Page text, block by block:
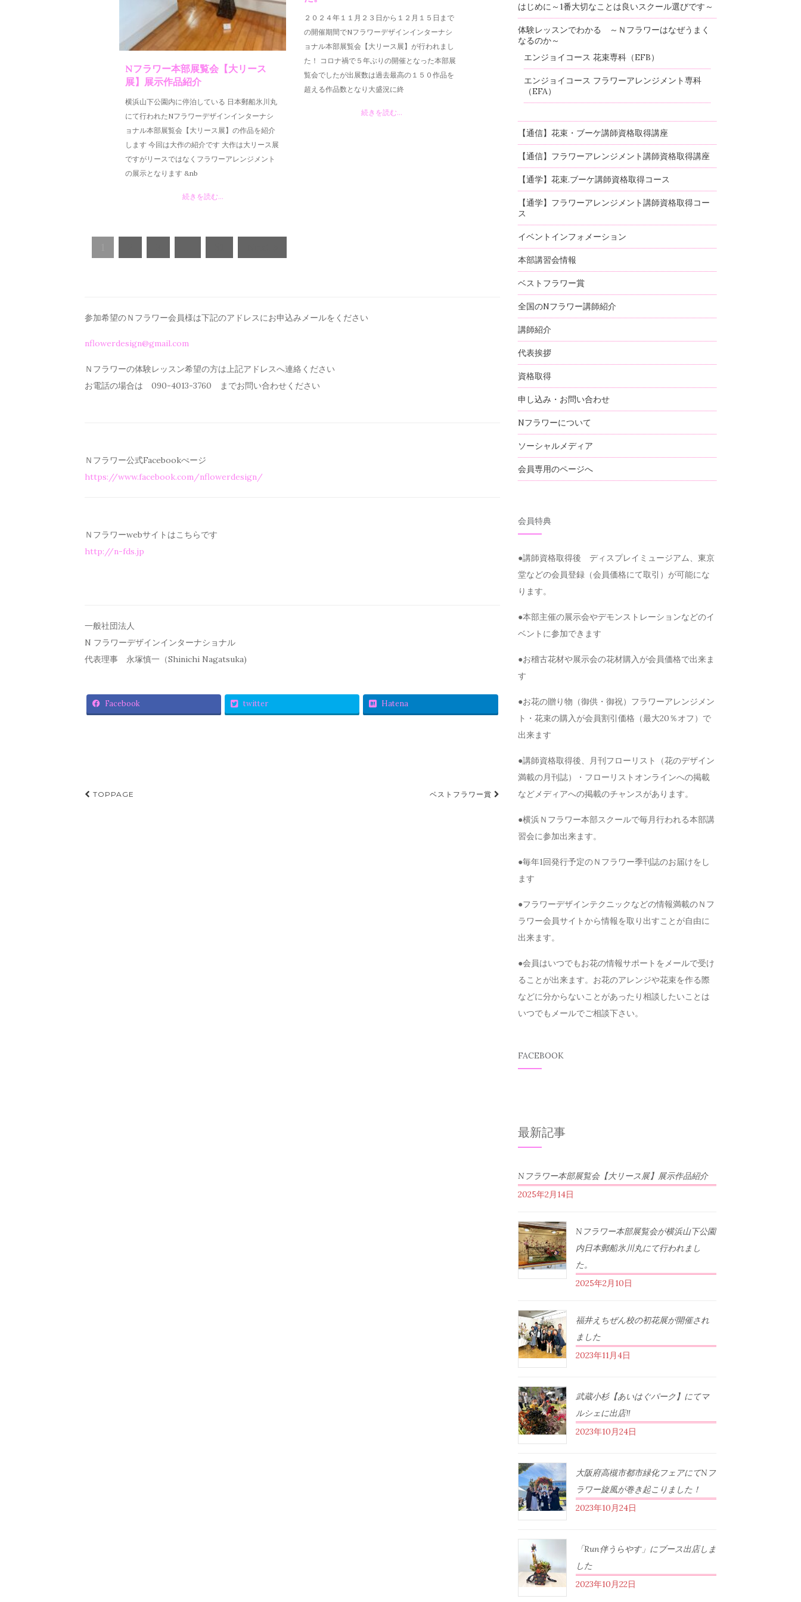
Nフラワー本部展覧会【大リース
展】展示作品紹介
横浜山下公園内に停泊している 日本郵船氷川丸
にて行われたNフラワーデザインインターナシ
ョナル本部展覧会【大リース展】の作品を紹介
します 今回は大作の紹介です 大作は大リース展
ですがリースではなくフラワーアレンジメント
の展示となります &nb
続きを読む...
２０２４年１１月２３日から１２月１５日まで
の開催期間でNフラワーデザインインターナシ
ョナル本部展覧会【大リース展】が行われまし
た！ コロナ禍で５年ぶりの開催となった本部展
覧会でしたが出展数は過去最高の１５０作品を
超える作品数となり大盛況に終
続きを読む...
参加希望のＮフラワー会員様は下記のアドレスにお申込みメールを ください
nflowerdesign@gmail.com
Ｎフラワーの体験レッスン希望の方は上記アドレスへ連絡ください
お電話の場合は 090-4013-3760 までお問い合わせください
Ｎフラワー公式Facebookぺージ
https://www.facebook.com/nflowerdesign/
Ｎフラワーwebサイトはこちらです
http://n-fds.jp
一般社団法人
N フラワーデザインインターナショナル
代表理事 永塚慎一（Shinichi Nagatsuka)
Facebook twitter Hatena
TOPPAGE ベストフラワー賞
はじめに～1番大切なことは良いスクール選びです～
体験レッスンでわかる ～Ｎフラワーはなぜうまく
なるのか～
エンジョイコース 花束専科（EFB）
エンジョイコース フラワーアレンジメント専科
（EFA）
【通信】花束・ブーケ講師資格取得講座
【通信】フラワーアレンジメント講師資格取得講座
【通学】花束.ブーケ講師資格取得コース
【通学】フラワーアレンジメント講師資格取得コー
ス
イベントインフォメーション
本部講習会情報
ベストフラワー賞
全国のNフラワー講師紹介
講師紹介
代表挨拶
資格取得
申し込み・お問い合わせ
Nフラワーについて
ソーシャルメディア
会員専用のページへ
会員特典
●講師資格取得後 ディスプレイミュージアム、東京
堂などの会員登録（会員価格にて取引）が可能にな
ります。
●本部主催の展示会やデモンストレーションなどのイ
ベントに参加できます
●お稽古花材や展示会の花材購入が会員価格で出来ま
す
●お花の贈り物（御供・御祝）フラワーアレンジメン
ト・花束の購入が会員割引価格（最大20％オフ）で
出来ます
●講師資格取得後、月刊フローリスト（花のデザイン
満載の月刊誌）・フローリストオンラインへの掲載
などメディアへの掲載のチャンスがあります。
●横浜Ｎフラワー本部スクールで毎月行われる本部講
習会に参加出来ます。
●毎年1回発行予定のＮフラワー季刊誌のお届けをし
ます
●フラワーデザインテクニックなどの情報満載のＮフ
ラワー会員サイトから情報を取り出すことが自由に
出来ます。
●会員はいつでもお花の情報サポートをメールで受け
ることが出来ます。お花のアレンジや花束を作る際
などに分からないことがあったり相談したいことは
いつでもメールでご相談下さい。
FACEBOOK
最新記事
Nフラワー本部展覧会【大リース展】展示作品紹介
2025年2月14日
Nフラワー本部展覧会が横浜山下公園
内日本郵船氷川丸にて行われまし
た。
2025年2月10日
福井えちぜん校の初花展が開催され
ました
2023年11月4日
武蔵小杉【あいはぐパーク】にてマ
ルシェに出店‼︎
2023年10月24日
大阪府高槻市都市緑化フェアにてNフ
ラワー旋風が巻き起こりました！
2023年10月24日
「Run伴うらやす」にブース出店しま
した
2023年10月22日